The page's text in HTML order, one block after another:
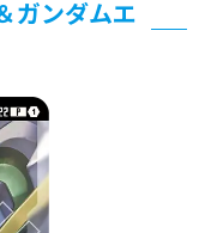
ガンダムエ